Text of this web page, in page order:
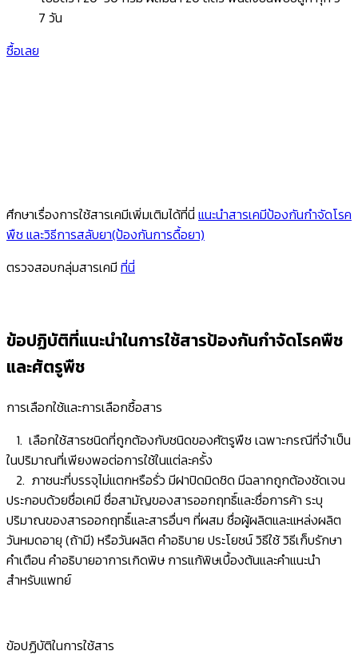
7 วัน
ซื้อเลย
ศึกษาเรื่องการใช้สารเคมีเพิ่มเติมได้ที่นี่ แนะนำสารเคมีป้องกันกำจัดโรค
พืช และวิธีการสลับยา(ป้องกันการดื้อยา)
ตรวจสอบกลุ่มสารเคมี ที่นี่
ข้อปฏิบัติที่แนะนำในการใช้สารป้องกันกำจัดโรคพืช
และศัตรูพืช
การเลือกใช้และการเลือกซื้อสาร
1. เลือกใช้สารชนิดที่ถูกต้องกับชนิดของศัตรูพืช เฉพาะกรณีที่จำเป็น
ในปริมาณที่เพียงพอต่อการใช้ในแต่ละครั้ง
2. ภาชนะที่บรรจุไม่แตกหรือรั่ว มีฝาปิดมิดชิด มีฉลากถูกต้องชัดเจน
ประกอบด้วยชื่อเคมี ชื่อสามัญของสารออกฤทธิ์และชื่อการค้า ระบุ
ปริมาณของสารออกฤทธิ์และสารอื่นๆ ที่ผสม ชื่อผู้ผลิตและแหล่งผลิต
วันหมดอายุ (ถ้ามี) หรือวันผลิต คำอธิบาย ประโยชน์ วิธีใช้ วิธีเก็บรักษา
คำเตือน คำอธิบายอาการเกิดพิษ การแก้พิษเบื้องต้นและคำแนะนำ
สำหรับแพทย์
ข้อปฏิบัติในการใช้สาร